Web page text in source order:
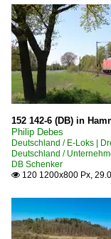
152 142-6 (DB) in
Philip Debes
Deutschland / E-Loks |
Deutschland /
DB Schenker
 120 1200x800 Px,